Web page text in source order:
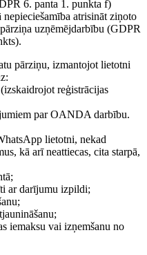
6. panta 1. punkta f)
atrisināt ziņoto
uzņēmējdarbību (GDPR
pārziņu, izmantojot lietotni
reģistrācijas
par OANDA darbību.
lietotni, nekad
kā arī neattiecas, cita starpā,
ar darījumu izpildi;
iemaksu vai izņemšanu no